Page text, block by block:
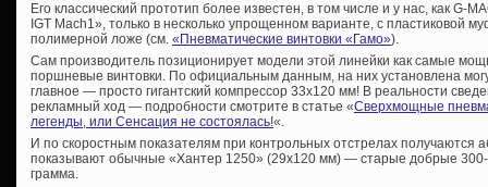
Его классический прототип более известен, в том числе и у нас, как G-
IGT Mach1», только в несколько упрощенном варианте, с пластиковой
полимерной ложе (см. «Пневматические винтовки «Гамо»).
Сам производитель позиционирует модели этой линейки как самые
поршневые винтовки. По официальным данным, на них установлена
главное — просто гигантский компрессор 33х120 мм! В реальности
рекламный ход — подробности смотрите в статье «Сверхмощные
легенды, или Сенсация не состоялась!«.
И по скоростным показателям при контрольных отстрелах получаются
показывают обычные «Хантер 1250» (29х120 мм) — старые добрые
грамма.